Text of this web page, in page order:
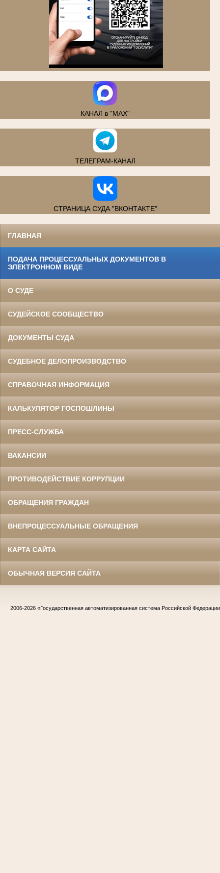
КАНАЛ в "MAX"
ТЕЛЕГРАМ-КАНАЛ
СТРАНИЦА СУДА "ВКОНТАКТЕ"
ГЛАВНАЯ
ПОДАЧА ПРОЦЕССУАЛЬНЫХ ДОКУМЕНТОВ В
ЭЛЕКТРОННОМ ВИДЕ
О СУДЕ
СУДЕЙСКОЕ СООБЩЕСТВО
ДОКУМЕНТЫ СУДА
СУДЕБНОЕ ДЕЛОПРОИЗВОДСТВО
СПРАВОЧНАЯ ИНФОРМАЦИЯ
КАЛЬКУЛЯТОР ГОСПОШЛИНЫ
ПРЕСС-СЛУЖБА
ВАКАНСИИ
ПРОТИВОДЕЙСТВИЕ КОРРУПЦИИ
ОБРАЩЕНИЯ ГРАЖДАН
ВНЕПРОЦЕССУАЛЬНЫЕ ОБРАЩЕНИЯ
КАРТА САЙТА
ОБЫЧНАЯ ВЕРСИЯ САЙТА
2006-2026 «Государственная автоматизированная система Российской